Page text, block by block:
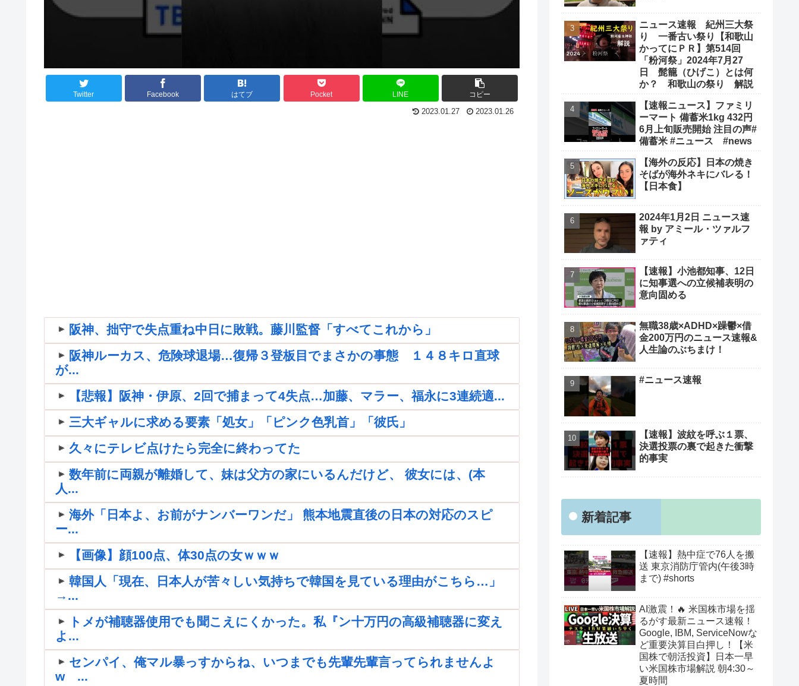
Twitter Facebook はてブ Pocket LINE コピー
2023.01.27 2023.01.26
阪神、拙守で失点重ね中日に敗戦。藤川監督「すべてこれから」
阪神ルーカス、危険球退場…復帰３登板目でまさかの事態 １４８キロ直球
が...
【悲報】阪神・伊原、2回で捕まって4失点…加藤、マラー、福永に3連続適...
三大ギャルに求める要素「処女」「ピンク色乳首」「彼氏」
久々にテレビ点けたら完全に終わってた
数年前に両親が離婚して、妹は父方の家にいるんだけど、 彼女には、(本
人...
海外「日本よ、お前がナンバーワンだ」 熊本地震直後の日本の対応のスピ
ー...
【画像】顔100点、体30点の女ｗｗｗ
韓国人「現在、日本人が苦々しい気持ちで韓国を見ている理由がこちら…」
→...
トメが補聴器使用でも聞こえにくかった。私『ン十万円の高級補聴器に変え
よ...
センパイ、俺マル暴っすからね、いつまでも先輩先輩言ってられませんよ
w ...
ニュース速報 紀州三大祭
り 一番古い祭り【和歌山
かってにＰＲ】第514回
「粉河祭」2024年7月27
日 髭籠（ひげこ）とは何
か？ 和歌山の祭り 解説
【速報ニュース】ファミリ
ーマート 備蓄米1kg 432円
6月上旬販売開始 注目の声#
備蓄米 #ニュース #news
【海外の反応】日本の焼き
そばが海外ネキにバレる！
【日本食】
2024年1月2日 ニュース速
報 by アミール・ツァルフ
ァティ
【速報】小池都知事、12日
に知事選への立候補表明の
意向固める
無職38歳×ADHD×躁鬱×借
金200万円のニュース速報&
人生論のぶちまけ！
#ニュース速報
【速報】波紋を呼ぶ１票、
決選投票の裏で起きた衝撃
的事実
新着記事
【速報】熱中症で76人を搬
送 東京消防庁管内(午後3時
まで) #shorts
AI激震！🔥 米国株市場を揺
るがす最新ニュース速報！
Google, IBM, ServiceNowな
ど重要決算目白押し！【米
国株で朝活投資】日本一早
い米国株市場解説 朝4:30～
夏時間